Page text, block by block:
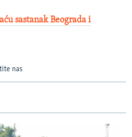
sastanak Beograda i
nas